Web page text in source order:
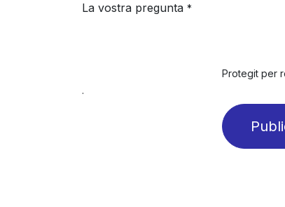
La vostra pregunta *
Protegit per
.